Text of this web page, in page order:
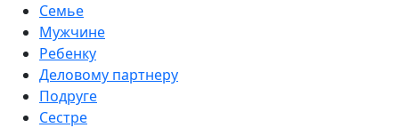
Семье
Мужчине
Ребенку
Деловому партнеру
Подруге
Сестре